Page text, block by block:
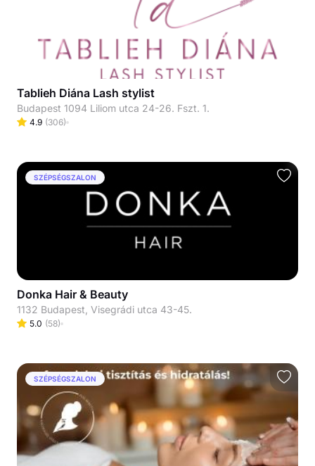
Tablieh Diána Lash stylist
Budapest 1094 Liliom utca 24-26. Fszt. 1.
4.9 (306)
SZÉPSÉGSZALON
Donka Hair & Beauty
1132 Budapest, Visegrádi utca 43-45.
5.0 (58)
SZÉPSÉGSZALON